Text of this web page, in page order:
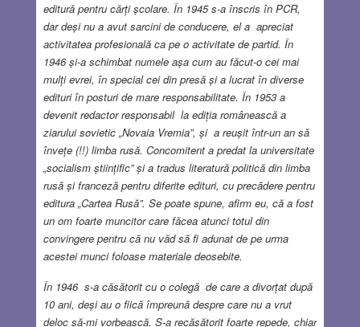
editură pentru cărți școlare. În 1945 s-a înscris în PCR,
dar deși nu a avut sarcini de conducere, el a apreciat
activitatea profesională ca pe o activitate de partid. În
1946 și-a schimbat numele așa cum au făcut-o cei mai
mulți evrei, în special cei din presă și a lucrat în diverse
edituri în posturi de mare responsabilitate. În 1953 a
devenit redactor responsabil la ediția românească a
ziarului sovietic „Novaia Vremia”, și a reușit într-un an să
învețe (!!) limba rusă. Concomitent a predat la universitate
„socialism științific” și a tradus literatură politică din limba
rusă și franceză pentru diferite edituri, cu precădere pentru
editura „Cartea Rusă”. Se poate spune, afirm eu, că a fost
un om foarte muncitor care făcea atunci totul din
convingere pentru că nu văd să fi adunat de pe urma
acestei munci foloase materiale deosebite.
În 1946 s-a căsătorit cu o colegă de care a divorțat după
10 ani, deși au o fiică împreună despre care nu a vrut
deloc să-mi vorbească. S-a recăsătorit foarte repede, chiar